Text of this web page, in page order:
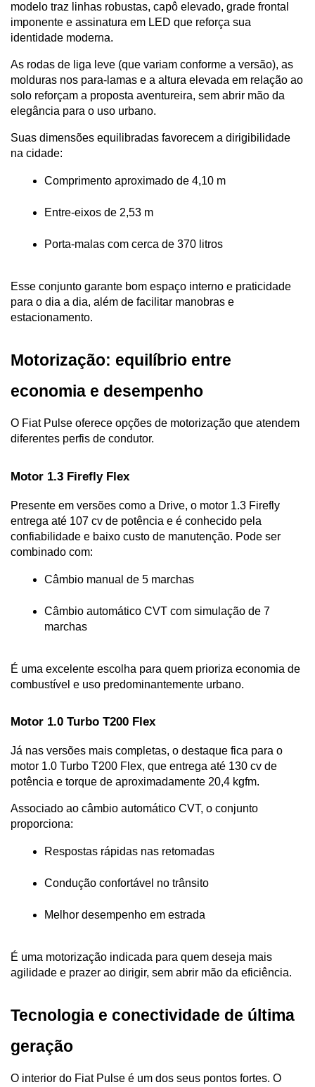
modelo traz linhas robustas, capô elevado, grade frontal
imponente e assinatura em LED que reforça sua
identidade moderna.
As rodas de liga leve (que variam conforme a versão), as
molduras nos para-lamas e a altura elevada em relação ao
solo reforçam a proposta aventureira, sem abrir mão da
elegância para o uso urbano.
Suas dimensões equilibradas favorecem a dirigibilidade
na cidade:
Comprimento aproximado de 4,10 m
Entre-eixos de 2,53 m
Porta-malas com cerca de 370 litros
Esse conjunto garante bom espaço interno e praticidade
para o dia a dia, além de facilitar manobras e
estacionamento.
Motorização: equilíbrio entre
economia e desempenho
O Fiat Pulse oferece opções de motorização que atendem
diferentes perfis de condutor.
Motor 1.3 Firefly Flex
Presente em versões como a Drive, o motor 1.3 Firefly
entrega até 107 cv de potência e é conhecido pela
confiabilidade e baixo custo de manutenção. Pode ser
combinado com:
Câmbio manual de 5 marchas
Câmbio automático CVT com simulação de 7
marchas
É uma excelente escolha para quem prioriza economia de
combustível e uso predominantemente urbano.
Motor 1.0 Turbo T200 Flex
Já nas versões mais completas, o destaque fica para o
motor 1.0 Turbo T200 Flex, que entrega até 130 cv de
potência e torque de aproximadamente 20,4 kgfm.
Associado ao câmbio automático CVT, o conjunto
proporciona:
Respostas rápidas nas retomadas
Condução confortável no trânsito
Melhor desempenho em estrada
É uma motorização indicada para quem deseja mais
agilidade e prazer ao dirigir, sem abrir mão da eficiência.
Tecnologia e conectividade de última
geração
O interior do Fiat Pulse é um dos seus pontos fortes. O